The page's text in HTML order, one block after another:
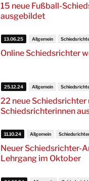
15 neue Fußball-
ausgebildet
Online Schiedsrichter
13.06.25 Allgemein
22 neue Schiedsrichter
Schiedsrichterinnen
25.12.24 Allgemein
Neuer Schiedsrichter-
Lehrgang im Oktober
11.10.24 Allgemein